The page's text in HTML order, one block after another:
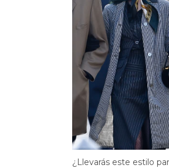
¿Llevarás este estilo